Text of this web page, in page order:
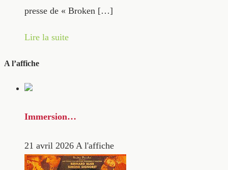
presse de « Broken […]
Lire la suite
A l’affiche
Immersion…
21 avril 2026 A l'affiche